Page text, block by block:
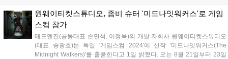
원웨이티켓스튜디오, 좀비 슈터 '미드나잇워커스'로 게임
스컴 참가
매드엔진(공동대표 손면석, 이정욱)의 개발 자회사 원웨이티켓스튜디오
(대표 송광호)는 독일 '게임스컴 2024'에 신작 '미드나잇워커스(The
Midnight Walkers)'를 출품한다고 1일 밝혔다. 오는 8월 21일부터 23일